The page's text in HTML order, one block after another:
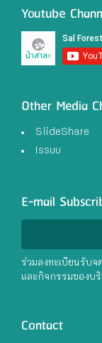
Youtube
Other Media
SlideShare
Issuu
E-mail
ร่วมลงทะเบียนรับจ
และกิจกรรมของบ
Contact